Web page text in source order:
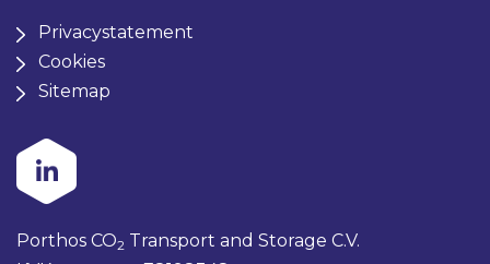
Privacystatement
Cookies
Sitemap
Porthos CO2 Transport and Storage C.V.